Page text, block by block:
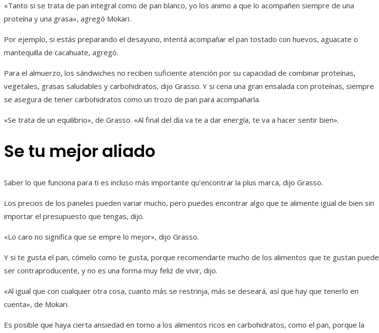
«Tanto si se trata de pan integral como de pan blanco, yo los animo a que lo acompañen siempre de una
proteína y una grasa», agregó Mokari.
Por ejemplo, si estás preparando el desayuno, intentá acompañar el pan tostado con huevos, aguacate o
mantequilla de cacahuate, agregó.
Para el almuerzo, los sándwiches no reciben suficiente atención por su capacidad de combinar proteínas,
vegetales, grasas saludables y carbohidratos, dijo Grasso. Y si cena una gran ensalada con proteínas, siempre
se asegura de tener carbohidratos como un trozo de pan para acompañarla.
«Se trata de un equilibrio», de Grasso. «Al final del día va te a dar energía, te va a hacer sentir bien».
Se tu mejor aliado
Saber lo que funciona para ti es incluso más importante qu’encontrar la plus marca, dijo Grasso.
Los precios de los paneles pueden variar mucho, pero puedes encontrar algo que te alimente igual de bien sin
importar el presupuesto que tengas, dijo.
«Lo caro no significa que se empre lo mejor», dijo Grasso.
Y si te gusta el pan, cómelo como te gusta, porque recomendarte mucho de los alimentos que te gustan puede
ser contraproducente, y no es una forma muy feliz de vivir, dijo.
«Al igual que con cualquier otra cosa, cuanto más se restrinja, más se deseará, así que hay que tenerlo en
cuenta», de Mokari.
Es posible que haya cierta ansiedad en torno a los alimentos ricos en carbohidratos, como el pan, porque la